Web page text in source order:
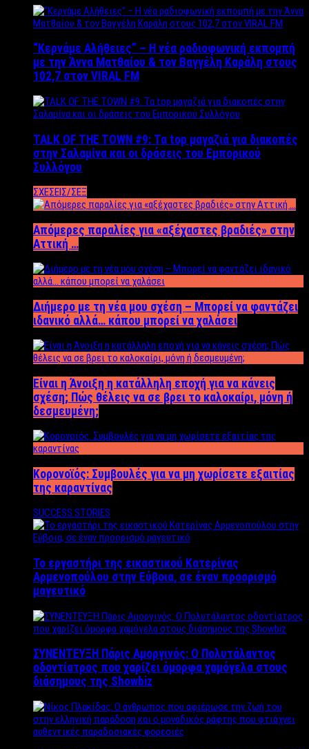
“Kερνάμε Αλήθειες” – Η νέα ραδιοφωνική εκπομπή
με την Άννα Ματθαίου & τον Βαγγέλη Καράλη στους
102,7 στον VIRAL FM
TALK OF THE TOWN #9: Τα top μαγαζιά για διακοπές
στην Σαλαμίνα και οι δράσεις του Εμπορικού
Συλλόγου
ΣΧΕΣΕΙΣ/ΣΕΞ
Απόμερες παραλίες για «αξέχαστες βραδιές» στην
Αττική …
Διήμερο με τη νέα μου σχέση – Μπορεί να φαντάζει
ιδανικό αλλά… κάπου μπορεί να χαλάσει
Είναι η Άνοιξη η κατάλληλη εποχή για να κάνεις
σχέση; Πώς θέλεις να σε βρει το καλοκαίρι, μόνη ή
δεσμευμένη;
Κορονοϊός: Συμβουλές για να μη χωρίσετε εξαιτίας
της καραντίνας
SUCCESS STORIES
Το εργαστήρι της εικαστικού Κατερίνας
Αρμενοπούλου στην Εύβοια, σε έναν προορισμό
μαγευτικό
ΣΥΝΕΝΤΕΥΞΗ Πάρις Αμοργινός: O Πολυτάλαντος
οδοντίατρος που χαρίζει όμορφα χαμόγελα στους
διάσημους της Showbiz